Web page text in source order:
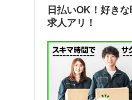
日払いOK！好き
求人アリ！